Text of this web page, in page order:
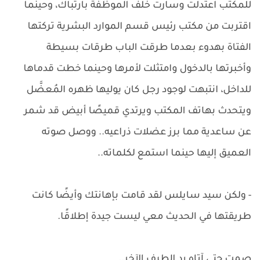
للمكتب اعتدلت وسارت خلف الموظفة بارتباك، وحينما
اقتربت من مكتب رئيس قسم الموارد البشرية تركتها
الفتاة بهدوء بعدما طرقت الباب طرقات بسيطة
وأخبرتها بالدخول وامتثلت لأمرها وحينما خطت قدماها
للداخل، انتبهت لوجود رجل كان يوليها ظهره المُعضَّل
ويتحدث بهاتف المكتب ويرتدي قميصًا أبيض قد شمر
عن ساعدية مما برز عضلات ذراعيه.. ووصل صوته
العميق إليها حينما استمع لكلماته..
- ولكن سيد سايلس لقد قامت بإهانتك وأيضًا كانت
طريقتها في الحديث معي ليست جيدة إطلاقًا.